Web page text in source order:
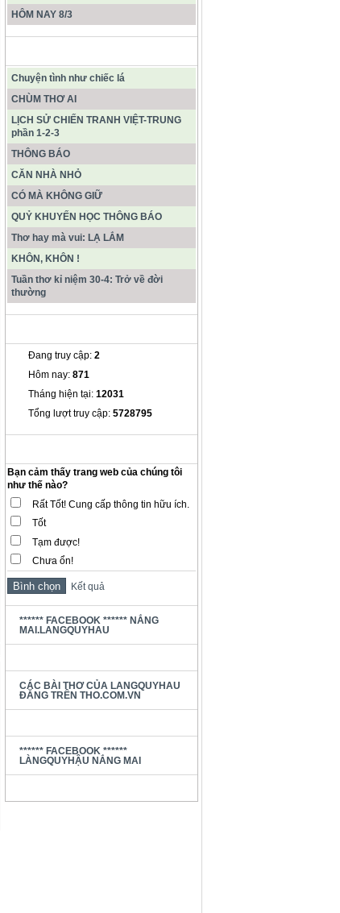
HÔM NAY 8/3
Chuyện tình như chiếc lá
CHÙM THƠ AI
LỊCH SỬ CHIẾN TRANH VIỆT-TRUNG
phần 1-2-3
THÔNG BÁO
CĂN NHÀ NHỎ
CÓ MÀ KHÔNG GIỮ
QUỶ KHUYẾN HỌC THÔNG BÁO
Thơ hay mà vui: LẠ LẮM
KHÔN, KHÔN !
Tuần thơ kỉ niệm 30-4: Trở về đời
thường
Đang truy cập: 2
Hôm nay: 871
Tháng hiện tại: 12031
Tổng lượt truy cập: 5728795
Bạn cảm thấy trang web của chúng tôi
như thế nào?
Rất Tốt! Cung cấp thông tin hữu ích.
Tốt
Tạm được!
Chưa ổn!
Kết quả
****** FACEBOOK ****** NẮNG
MAI.LANGQUYHAU
CÁC BÀI THƠ CỦA LANGQUYHAU
ĐĂNG TRÊN THO.COM.VN
****** FACEBOOK ******
LÀNGQUYHẬU NẮNG MAI